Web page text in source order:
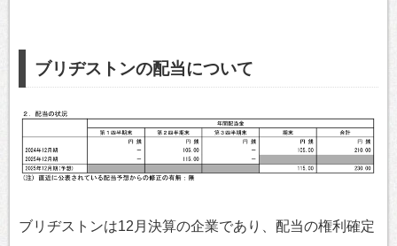
ブリヂストンの配当について
ブリヂストンは12月決算の企業であり、配当の権利確定